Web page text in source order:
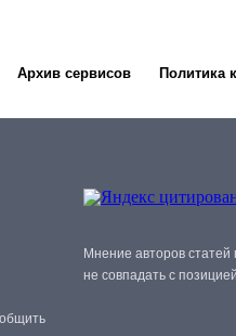
Архив сервисов Политика
Мнение авторов
не совпадать с